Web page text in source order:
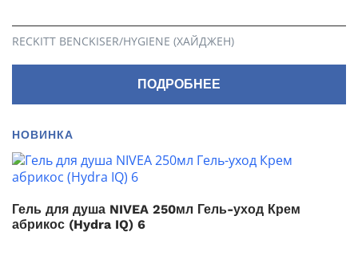
RECKITT BENCKISER/HYGIENE (ХАЙДЖЕН)
ПОДРОБНЕЕ
НОВИНКА
Гель для душа NIVEA 250мл Гель-уход Крем
абрикос (Hydra IQ) 6